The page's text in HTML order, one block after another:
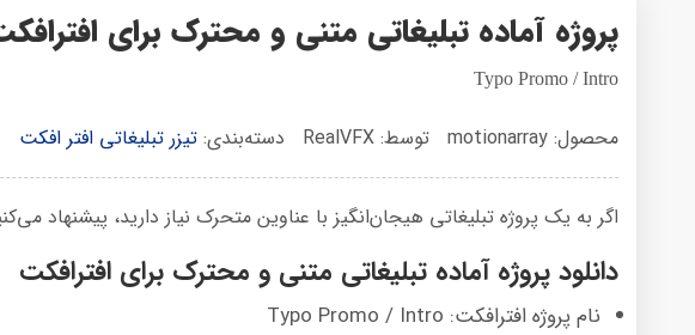
پروژه آماده تبلیغاتی متنی و محترک برای
Typo Promo / Intro
محصول: motionarray توسط: RealVFX دسته‌بندی: تیزر تبلیغاتی افتر افکت
اگر به یک پروژه تبلیغاتی هیجان‌انگیز با عناوین متحرک نیاز دارید، پیشنهاد
دانلود پروژه آماده تبلیغاتی متنی و محترک برای افترافکت
نام پروژه افترافکت: Typo Promo / Intro